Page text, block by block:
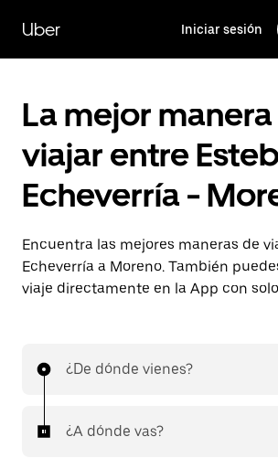
contenido
principal
Uber Iniciar sesión
La mejor
viajar entre
Echeverría -
Encuentra las mejores maneras de
Echeverría a Moreno. También
viaje directamente en la App con
¿De dónde vienes?
¿A dónde vas?